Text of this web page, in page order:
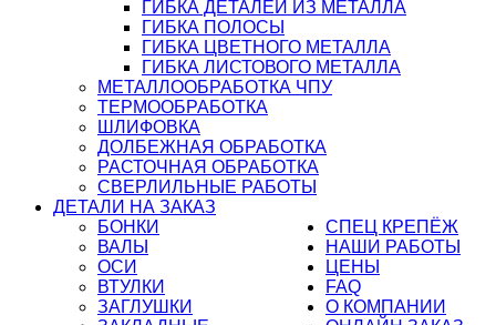
ГИБКА ДЕТАЛЕЙ ИЗ МЕТАЛЛА
ГИБКА ПОЛОСЫ
ГИБКА ЦВЕТНОГО МЕТАЛЛА
ГИБКА ЛИСТОВОГО МЕТАЛЛА
МЕТАЛЛООБРАБОТКА ЧПУ
ТЕРМООБРАБОТКА
ШЛИФОВКА
ДОЛБЕЖНАЯ ОБРАБОТКА
РАСТОЧНАЯ ОБРАБОТКА
СВЕРЛИЛЬНЫЕ РАБОТЫ
ДЕТАЛИ НА ЗАКАЗ
БОНКИ
ВАЛЫ
ОСИ
ВТУЛКИ
ЗАГЛУШКИ
СПЕЦ КРЕПЁЖ
НАШИ РАБОТЫ
ЦЕНЫ
FAQ
О КОМПАНИИ